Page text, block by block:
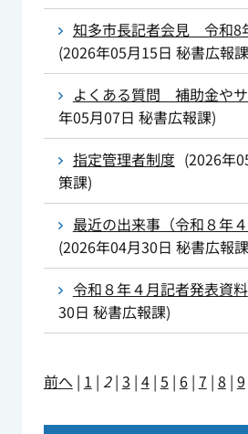
知多市長記者会見 令和8
(2026年05月15日 秘書広報課
よくある質問 補助金や
年05月07日 秘書広報課)
指定管理者制度 (2026年
策課)
最近の出来事（令和８年４
(2026年04月30日 秘書広報課
令和８年４月記者発表資料
30日 秘書広報課)
前へ | 1 | 2| 3 | 4| 5 | 6| 7 | 8| 9